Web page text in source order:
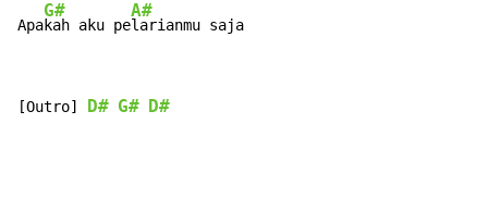
Apa
G#
kah aku pe
A#
larianmu saja
[Outro] D# G# D#